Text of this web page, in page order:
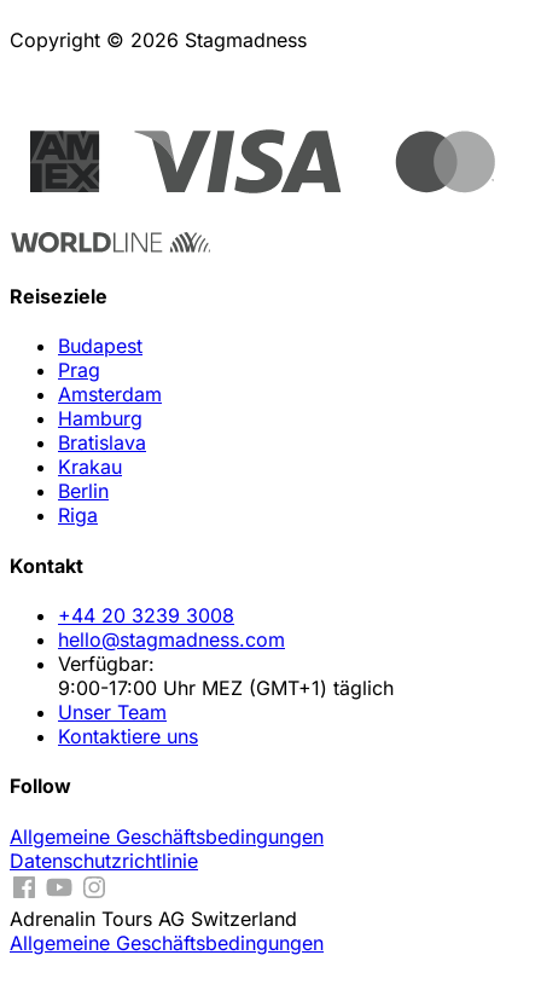
Copyright © 2026 Stagmadness
Reiseziele
Budapest
Prag
Amsterdam
Hamburg
Bratislava
Krakau
Berlin
Riga
Kontakt
+44 20 3239 3008
hello@stagmadness.com
Verfügbar:
9:00-17:00 Uhr MEZ (GMT+1) täglich
Unser Team
Kontaktiere uns
Follow
Allgemeine Geschäftsbedingungen
Datenschutzrichtlinie
Adrenalin Tours AG Switzerland
Allgemeine Geschäftsbedingungen